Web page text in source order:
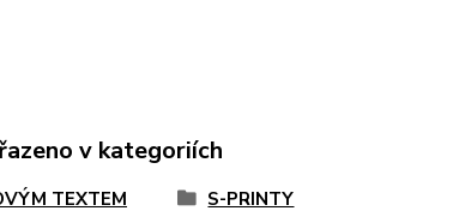
v kategoriích
TEXTEM S-PRINTY